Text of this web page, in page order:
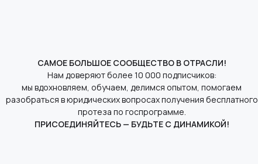
САМОЕ БОЛЬШОЕ СООБЩЕСТВО В ОТРАСЛИ!
Нам доверяют более 10 000 подписчиков:
мы вдохновляем, обучаем, делимся опытом, помогаем
разобраться в юридических вопросах получения бесплатного
протеза по госпрограмме.
ПРИСОЕДИНЯЙТЕСЬ — БУДЬТЕ С ДИНАМИКОЙ!